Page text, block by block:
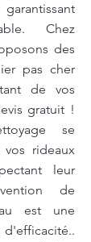
Chez
des
pas cher
de vos
gratuit !
se
rideaux
leur
de
est une